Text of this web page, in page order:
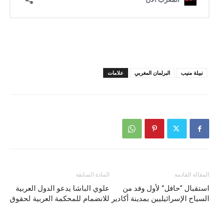
علامات البرلمان المغربي نبيلة منيب
المادة السابقة
علوي الباشا يدعو الدول العربية
للانضمام للمحكمة العربية لحقوق
المقالة القادمة
استقبال “حافل” لأول وفد من
السياح الإسرائيليين بمدينة أكادير